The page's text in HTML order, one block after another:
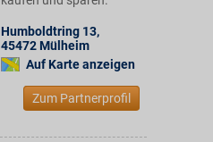
Humboldtring 13,
45472 Mülheim
Auf Karte anzeigen
Zum Partnerprofil